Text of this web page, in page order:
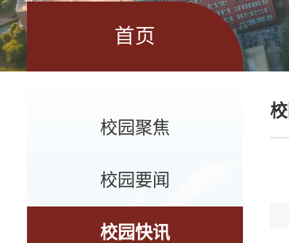
首页
校园聚焦
校园要闻
校园快讯